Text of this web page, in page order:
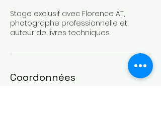
Stage exclusif avec Florence AT,
photographe professionnelle et
auteur de livres techniques.
Coordonnées